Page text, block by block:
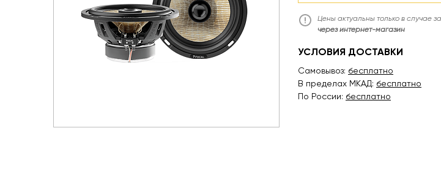
Цены актуальны только в случае
через интернет-магазин
УСЛОВИЯ ДОСТАВКИ
Самовывоз: бесплатно
В пределах МКАД: бесплатно
По России: бесплатно